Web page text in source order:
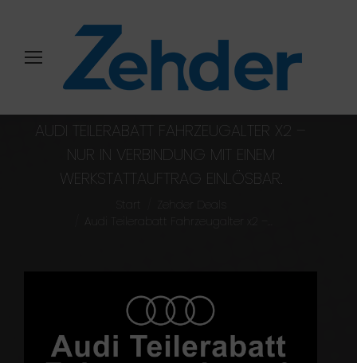
AUDI TEILERABATT FAHRZEUGALTER X2 –
NUR IN VERBINDUNG MIT EINEM
WERKSTATTAUFTRAG EINLÖSBAR.
Audi Teilerabatt Fahrzeugalter x2 –…